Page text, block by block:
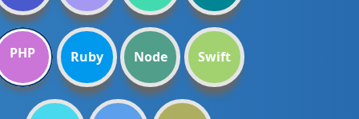
PHP Ruby Node Swift